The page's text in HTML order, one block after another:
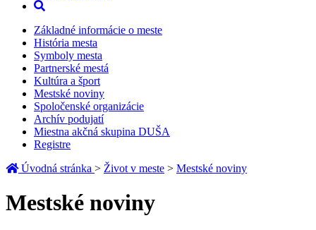
Základné informácie o meste
História mesta
Symboly mesta
Partnerské mestá
Kultúra a šport
Mestské noviny
Spoločenské organizácie
Archív podujatí
Miestna akčná skupina DUŠA
Registre
Úvodná stránka > Život v meste > Mestské noviny
Mestské noviny